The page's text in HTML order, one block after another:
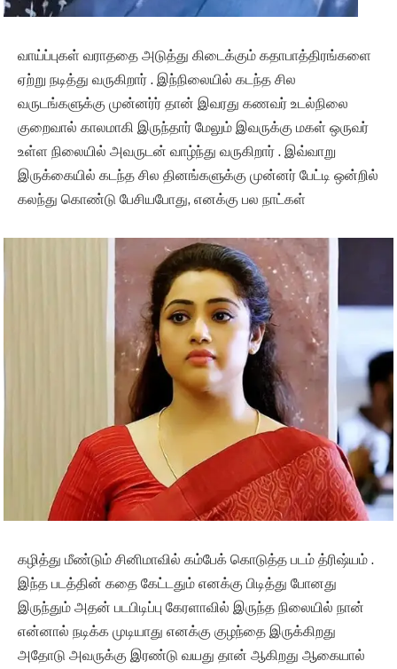
வாய்ப்புகள் வராததை அடுத்து கிடைக்கும் கதாபாத்திரங்களை
ஏற்று நடித்து வருகிறார் . இந்நிலையில் கடந்த சில
வருடங்களுக்கு முன்னர்ர் தான் இவரது கணவர் உடல்நிலை
குறைவால் காலமாகி இருந்தார் மேலும் இவருக்கு மகள் ஒருவர்
உள்ள நிலையில் அவருடன் வாழ்ந்து வருகிறார் . இவ்வாறு
இருக்கையில் கடந்த சில தினங்களுக்கு முன்னர் பேட்டி ஒன்றில்
கலந்து கொண்டு பேசியபோது, எனக்கு பல நாட்கள்
கழித்து மீண்டும் சினிமாவில் கம்பேக் கொடுத்த படம் த்ரிஷ்யம் .
இந்த படத்தின் கதை கேட்டதும் எனக்கு பிடித்து போனது
இருந்தும் அதன் படபிடிப்பு கேரளாவில் இருந்த நிலையில் நான்
என்னால் நடிக்க முடியாது எனக்கு குழந்தை இருக்கிறது
அதோடு அவருக்கு இரண்டு வயது தான் ஆகிறது ஆகையால்